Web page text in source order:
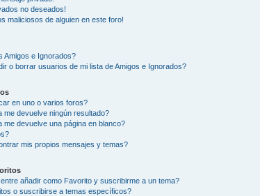
no deseados!
maliciosos de alguien en este foro!
Amigos e Ignorados?
o borrar usuarios de mi lista de Amigos e Ignorados?
en uno o varios foros?
me devuelve ningún resultado?
me devuelve una página en blanco?
mis propios mensajes y temas?
añadir como Favorito y suscribirme a un tema?
o suscribirse a temas específicos?